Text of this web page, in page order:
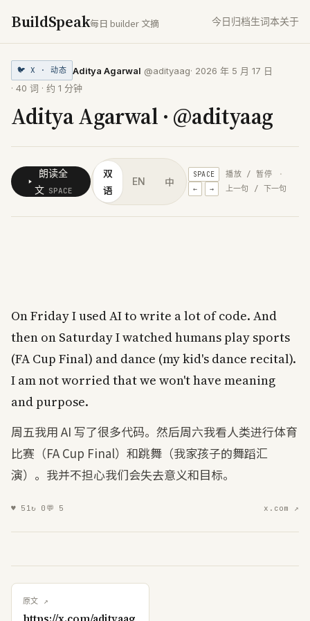
BuildSpeak每日 builder 文摘 今日归档生词本关于
🐦 X · 动态 Aditya Agarwal @adityaag· 2026 年 5 月 17 日
· 40 词 · 约 1 分钟
Aditya Agarwal · @adityaag
朗读全
文 SPACE
双
语
EN 中
SPACE 播放 / 暂停 ·
← → 上一句 / 下一句
OnFridayIusedAIto write alot of code. And
then on SaturdayIwatchedhumansplay sports
(FA Cup Final) and dance (mykid's dance recital).
I amnotworriedthatwe won'thave meaning
andpurpose.
周五我用 AI 写了很多代码。然后周六我看人类进行体育
比赛（FA Cup Final）和跳舞（我家孩子的舞蹈汇
演）。我并不担心我们会失去意义和目标。
♥ 51↻ 0 💬 5 x.com ↗
原文 ↗